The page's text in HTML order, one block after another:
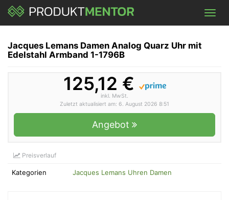
Skip
main
Jacques Lemans Damen Analog Quarz Uhr mit
Edelstahl Armband 1-1796B
125,12 €
inkl. MwSt.
Zuletzt aktualisiert am: 6. August 2026 8:51
Angebot
Preisverlauf
Kategorien Jacques Lemans Uhren Damen